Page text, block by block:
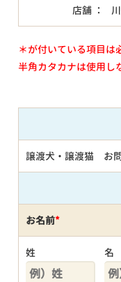
店舗 ：
＊が付いている項目は
半角カタカナは使用し
譲渡犬・譲渡猫 お
お名前*
姓 名